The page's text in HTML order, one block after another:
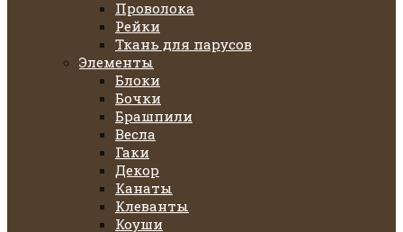
Проволока
Рейки
Ткань для парусов
Элементы
Блоки
Бочки
Брашпили
Весла
Гаки
Декор
Канаты
Клеванты
Коуши